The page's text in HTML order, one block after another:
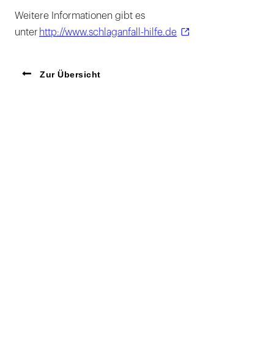
Weitere Informationen gibt es
unter http://www.schlaganfall-hilfe.de
Zur Übersicht